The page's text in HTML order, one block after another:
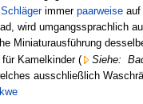
Schlägerimmerpaarweise auf
wird umgangssprachlich
Miniaturausführung
für Kamelkinder ( Siehe:
ausschließlich